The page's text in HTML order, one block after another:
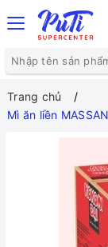
Trang chủ
Mì ăn liền